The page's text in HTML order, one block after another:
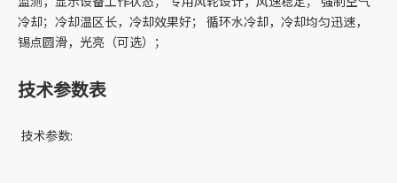
冷却；冷却温区长，冷却效果好； 循环水冷却，冷却均匀迅速，
锡点圆滑，光亮（可选）；
技术参数表
技术参数: